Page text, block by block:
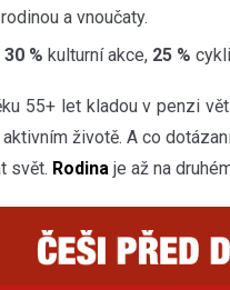
a vnoučaty.
30 % kulturní akce, 25 %
55+ let kladou v penzi
životě. A co
svět. Rodina je až na